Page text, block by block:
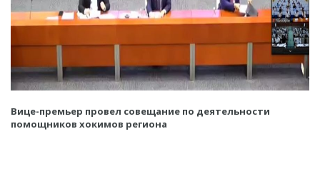
Вице-премьер провел совещание по деятельности
помощников хокимов региона